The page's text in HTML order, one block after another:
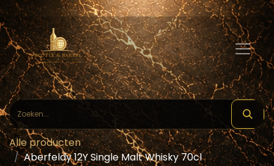
Alle producten
Aberfeldy 12Y Single Malt Whisky 70cl